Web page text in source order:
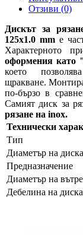
Отзиви (0)
Дискът за
125x1.0 mm е
Характерното
оформения като
което
щракване.
по-бързо в
Самият диск за
рязане на inox.
Технически
Тип
Диаметър на
Предназначение
Диаметър на
Дебелина на